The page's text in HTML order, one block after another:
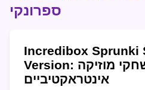
ספרונקי
Incredibox Sprunki
Version: עידן חדש במשחקי מוזיקה
אינטראקטיביים